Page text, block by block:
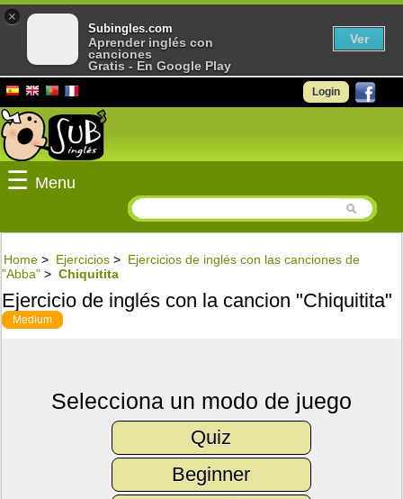
Login
☰ Menu
Home > Ejercicios > Ejercicios de inglés con las canciones de
"Abba" > Chiquitita
Ejercicio de inglés con la cancion "Chiquitita"
Medium
Selecciona un modo de juego
Quiz
Beginner
×
Subingles.com
Aprender inglés con
canciones
Gratis - En Google Play
Ver